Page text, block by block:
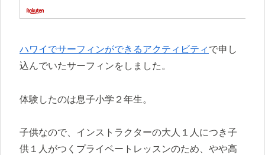
ハワイでサーフィンができるアクティビティ で申し
込んでいたサーフィンをしました。
体験したのは息子小学２年生。
子供なので、インストラクターの大人１人につき子
供１人がつくプライベートレッスンのため、やや高